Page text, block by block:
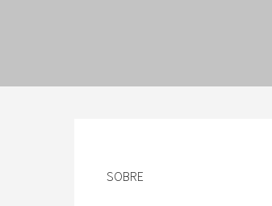
SOBRE